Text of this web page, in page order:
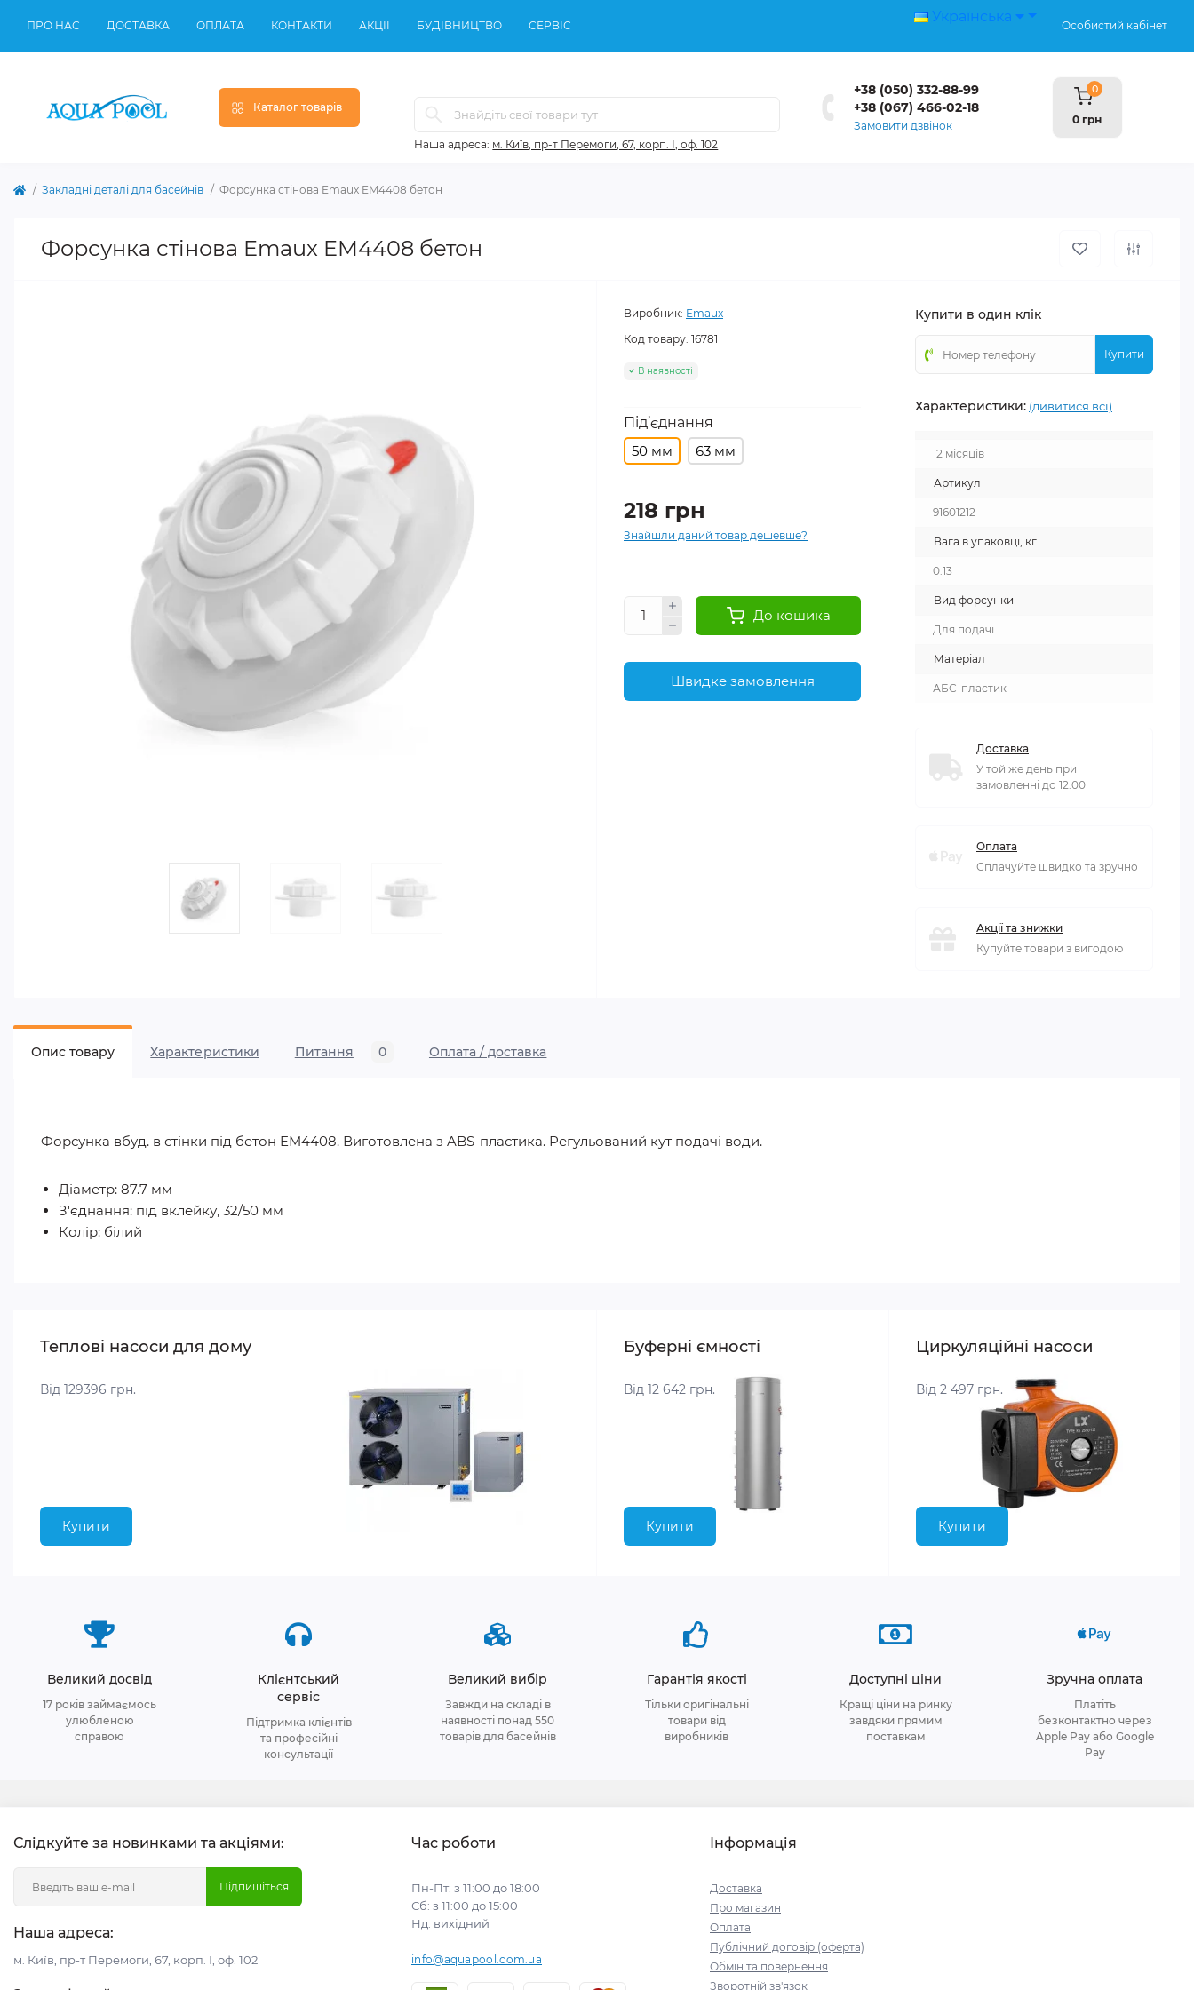
ПРО НАС ДОСТАВКА ОПЛАТА КОНТАКТИ АКЦІЇ БУДІВНИЦТВО СЕРВІС
Українська
Особистий кабінет
Каталог товарів
Наша адреса: м. Київ, пр-т Перемоги, 67, корп. І, оф. 102
+38 (050) 332-88-99
+38 (067) 466-02-18
Замовити дзвінок
0
0 грн
Закладні деталі для басейнів Форсунка стінова Emaux EM4408 бетон
Форсунка стінова Emaux EM4408 бетон
Виробник: Emaux
Код товару: 16781
В наявності
Під’єднання
50 мм
63 мм
218 грн
Знайшли даний товар дешевше?
До кошика
Швидке замовлення
Купити в один клік
Купити
Характеристики: (дивитися всі)
12 місяців
Артикул
91601212
Вага в упаковці, кг
0.13
Вид форсунки
Для подачі
Матеріал
АБС-пластик
Доставка
У той же день при
замовленні до 12:00
Оплата
Сплачуйте швидко та зручно
Акції та знижки
Купуйте товари з вигодою
Опис товару Характеристики Питання 0 Оплата / доставка
Форсунка вбуд. в стінки під бетон EM4408. Виготовлена ​​з ABS-пластика. Регульований кут подачі води.
Діаметр: 87.7 мм
З'єднання: під вклейку, 32/50 мм
Колір: білий
Теплові насоси для дому
Від 129396 грн.
Купити
Буферні ємності
Від 12 642 грн.
Купити
Циркуляційні насоси
Від 2 497 грн.
Купити
Великий досвід
17 років займаємось
улюбленою
справою
Клієнтський
сервіс
Підтримка клієнтів
та професійні
консультації
Великий вибір
Завжди на складі в
наявності понад 550
товарів для басейнів
Гарантія якості
Тільки оригінальні
товари від
виробників
Доступні ціни
Кращі ціни на ринку
завдяки прямим
поставкам
Зручна оплата
Платіть
безконтактно через
Apple Pay або Google
Pay
Слідкуйте за новинками та акціями:
Підпишіться
Наша адреса:
м. Київ, пр-т Перемоги, 67, корп. І, оф. 102
Час роботи
Пн-Пт: з 11:00 до 18:00
Сб: з 11:00 до 15:00
Нд: вихідний
info@aquapool.com.ua
Інформація
Доставка
Про магазин
Оплата
Публічний договір (оферта)
Обмін та повернення
Зворотній зв'язок